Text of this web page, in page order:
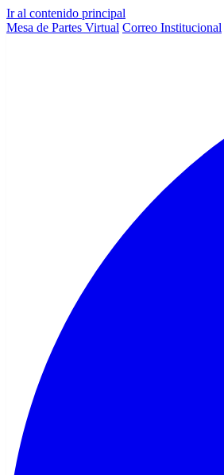
Ir al contenido principal
Mesa de Partes Virtual Correo Institucional